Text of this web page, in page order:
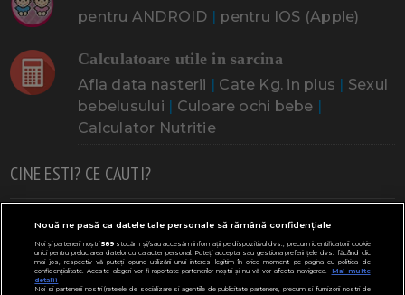
pentru ANDROID | pentru IOS (Apple)
Calculatoare utile in sarcina
Afla data nasterii | Cate Kg. in plus | Sexul
bebelusului | Culoare ochi bebe |
Calculator Nutritie
CINE ESTI? CE CAUTI?
Doresc un copil Adoptia Probleme cu sarcina
Urmeaza sa nasc Probleme alaptare Bebe plange
Bebe febra Caut bona Cresa, Gradinta
Nouă ne pasă ca datele tale personale să rămână confidențiale
Noi și partenerii noștri589stocăm și/sau accesăm informații pe dispozitivul dvs., precum identificatorii cookie
unici pentru prelucrarea datelor cu caracter personal. Puteți accepta sau gestiona preferințele dvs. făcând clic
mai jos, respectiv vă puteți opune utilizării unui interes legitim în orice moment pe pagina cu politica de
confidențialitate. Aceste alegeri vor fi raportate partenerilor noștri și nu vă vor afecta navigarea.
Mai multe
detalii
Noi si partenerii nostri (retelele de socializare si agentiile de publicitate partenere, precum si furnizorii nostri de